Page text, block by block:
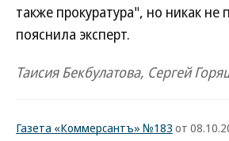
также прокуратура", но никак не
пояснила эксперт.
Таисия Бекбулатова, Сергей
Газета «Коммерсантъ» №183 от